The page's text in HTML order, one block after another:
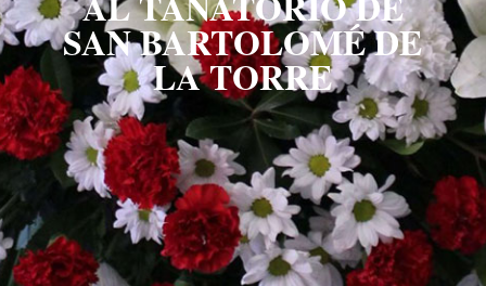
SAN BARTOLOMÉ DE
LA TORRE